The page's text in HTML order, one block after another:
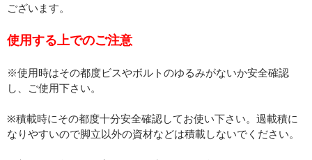
ございます。
使用する上でのご注意
※使用時はその都度ビスやボルトのゆるみがないか安全確認
し、ご使用下さい。
※積載時にその都度十分安全確認してお使い下さい。過載積に
なりやすいので脚立以外の資材などは積載しないでください。